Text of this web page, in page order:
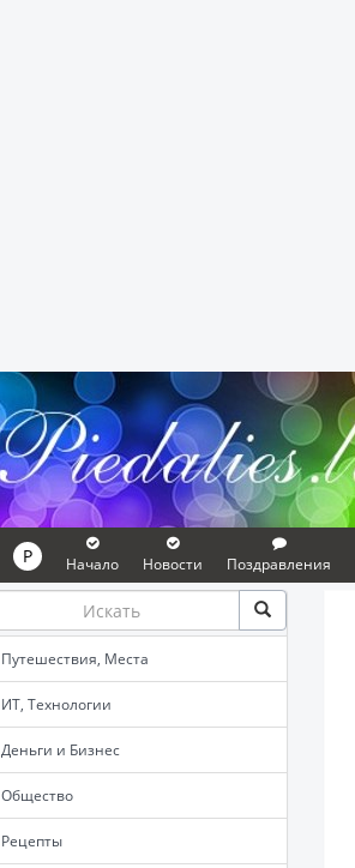
P Начало Новости Поздравления
Путешествия, Места
ИТ, Технологии
Деньги и Бизнес
Общество
Рецепты